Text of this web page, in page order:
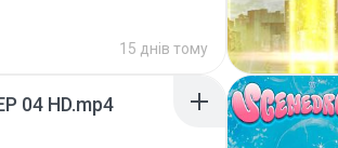
15 днів тому
04 HD.mp4